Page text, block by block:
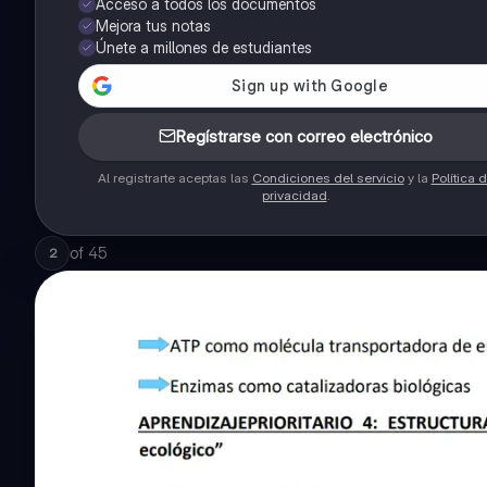
Mejora tus notas
Únete a millones de estudiantes
Regístrarse con correo electrónico
Al registrarte aceptas las Condiciones del servicioy la Política
privacidad
2 of 45